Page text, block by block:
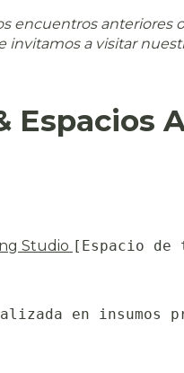
encuentros
invitamos a visitar
Espacios
Studio [Espacio
en